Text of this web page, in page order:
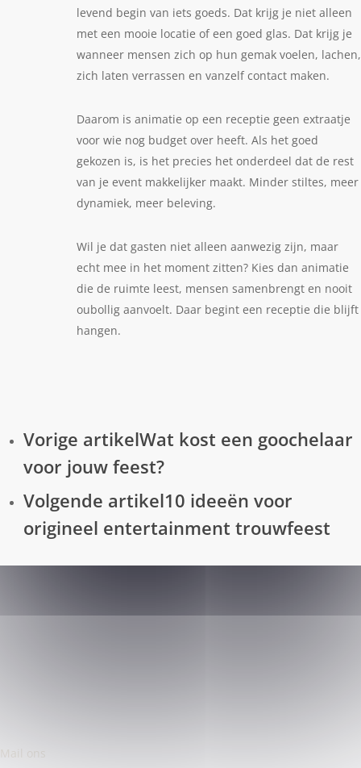
levend begin van iets goeds. Dat krijg je niet alleen
met een mooie locatie of een goed glas. Dat krijg je
wanneer mensen zich op hun gemak voelen, lachen,
zich laten verrassen en vanzelf contact maken.
Daarom is animatie op een receptie geen extraatje
voor wie nog budget over heeft. Als het goed
gekozen is, is het precies het onderdeel dat de rest
van je event makkelijker maakt. Minder stiltes, meer
dynamiek, meer beleving.
Wil je dat gasten niet alleen aanwezig zijn, maar
echt mee in het moment zitten? Kies dan animatie
die de ruimte leest, mensen samenbrengt en nooit
oubollig aanvoelt. Daar begint een receptie die blijft
hangen.
Vorige artikelWat kost een goochelaar
voor jouw feest?
Volgende artikel10 ideeën voor
origineel entertainment trouwfeest
Mail ons